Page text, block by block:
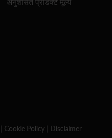
| Cookie Policy | Disclaimer